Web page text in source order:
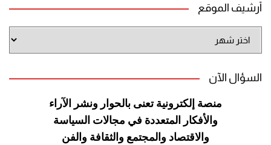
أرشيف الموقع
الموقع
السؤال الآن
منصة إلكترونية تعنى بالحوار ونشر الآراء
والأفكار المتعددة في مجالات السياسة
والاقتصاد والمجتمع والثقافة والفن